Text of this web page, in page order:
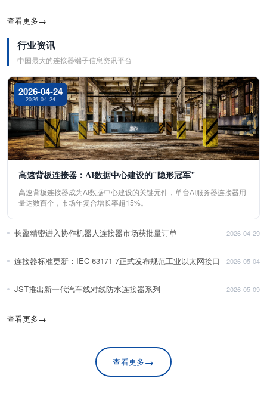
查看更多→
行业资讯
中国最大的连接器端子信息资讯平台
2026-04-24
2026-04-24
高速背板连接器：AI数据中心建设的"隐形冠军"
高速背板连接器成为AI数据中心建设的关键元件，单台AI服务器连接器用
量达数百个，市场年复合增长率超15%。
长盈精密进入协作机器人连接器市场获批量订单 2026-04-29
连接器标准更新：IEC 63171-7正式发布规范工业以太网接口 2026-05-04
JST推出新一代汽车线对线防水连接器系列 2026-05-09
查看更多→
查看更多→